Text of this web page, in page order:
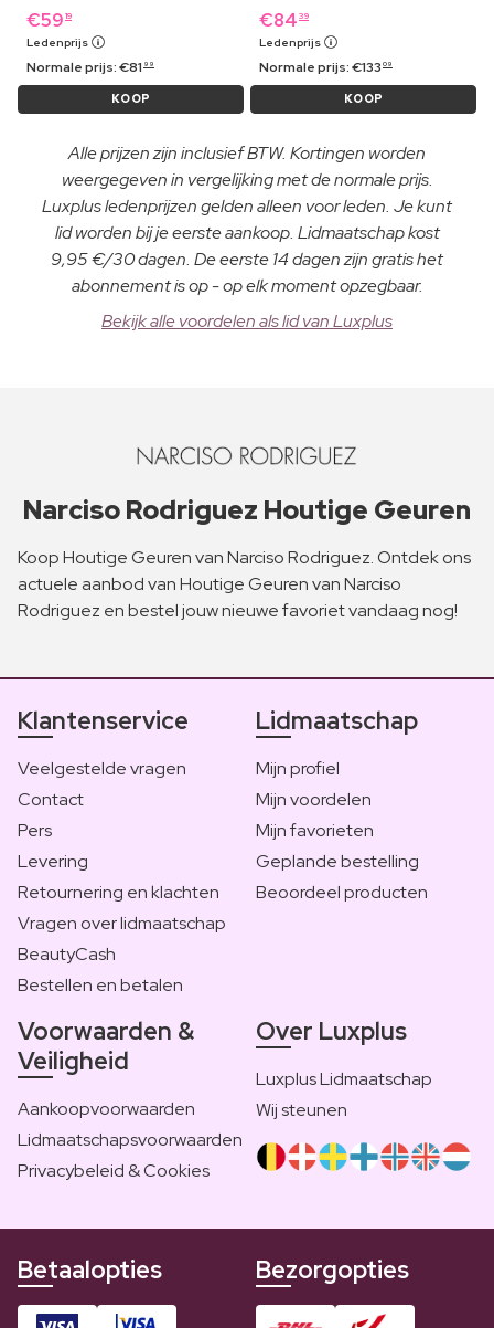
€59 19
Ledenprijs
Normale prijs:€81 99
KOOP
€84 39
Ledenprijs
Normale prijs:€133 09
KOOP
Alle prijzen zijn inclusief BTW. Kortingen worden
weergegeven in vergelijking met de normale prijs.
Luxplus ledenprijzen gelden alleen voor leden. Je kunt
lid worden bij je eerste aankoop. Lidmaatschap kost
9,95 €/30 dagen. De eerste 14 dagen zijn gratis het
abonnement is op - op elk moment opzegbaar.
Bekijk alle voordelen als lid van Luxplus
Narciso Rodriguez Houtige Geuren
Koop Houtige Geuren van Narciso Rodriguez. Ontdek ons
actuele aanbod van Houtige Geuren van Narciso
Rodriguez en bestel jouw nieuwe favoriet vandaag nog!
Klantenservice
Veelgestelde vragen
Contact
Pers
Levering
Retournering en klachten
Vragen over lidmaatschap
BeautyCash
Bestellen en betalen
Lidmaatschap
Mijn profiel
Mijn voordelen
Mijn favorieten
Geplande bestelling
Beoordeel producten
Voorwaarden &
Veiligheid
Aankoopvoorwaarden
Lidmaatschapsvoorwaarden
Privacybeleid & Cookies
Over Luxplus
Luxplus Lidmaatschap
Wij steunen
Betaalopties Bezorgopties